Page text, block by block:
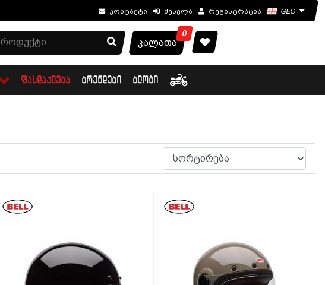
კონტაქტი შესვლა რეგისტრაცია GEO
0
კალათა
ᲤᲐᲡᲓᲐᲙᲚᲔᲑᲐ ᲑᲠᲔᲜᲓᲔᲑᲘ ᲑᲚᲝᲒᲘ